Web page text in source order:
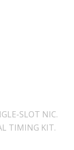
SLOT NIC.
TIMING KIT.